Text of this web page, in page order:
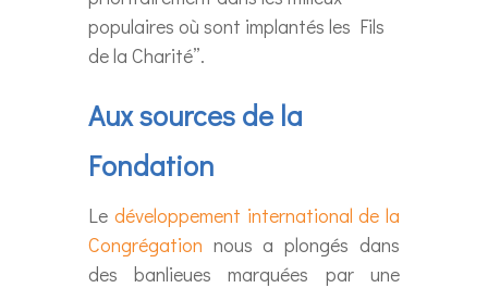
populaires où sont implantés les Fils
de la Charité”.
Aux sources de la
Fondation
Le développement international de la
Congrégation nous a plongés dans
des banlieues marquées par une